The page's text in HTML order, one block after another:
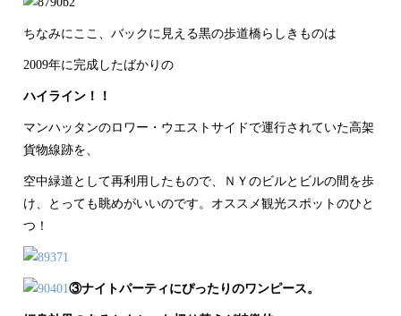
ちなみにここ、バックに見える黒の歩道橋らしきものは
2009年に完成したばかりの
ハイライン！！
マンハッタンのロワー・ウエストサイドで運行されていた高架
貨物線跡を、
空中緑道として再利用したもので、ＮＹのビルとビルの間を歩
け、とっても眺めがいいのです。オススメ観光スポットのひと
つ！
③ナイトパーティにぴったりのワンピース。